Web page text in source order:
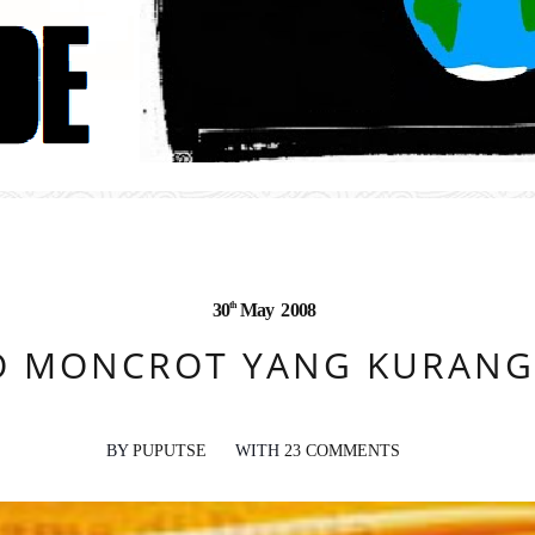
30th May 2008
MONCROT YANG
BY PUPUTSE WITH 23 COMMENTS